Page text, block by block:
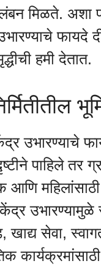
मिळते. अशा
फायदे
हमी देतात.
उभारण्याचे
पाहिले तर
आणि
उभारण्यामुळे
खाद्य सेवा,